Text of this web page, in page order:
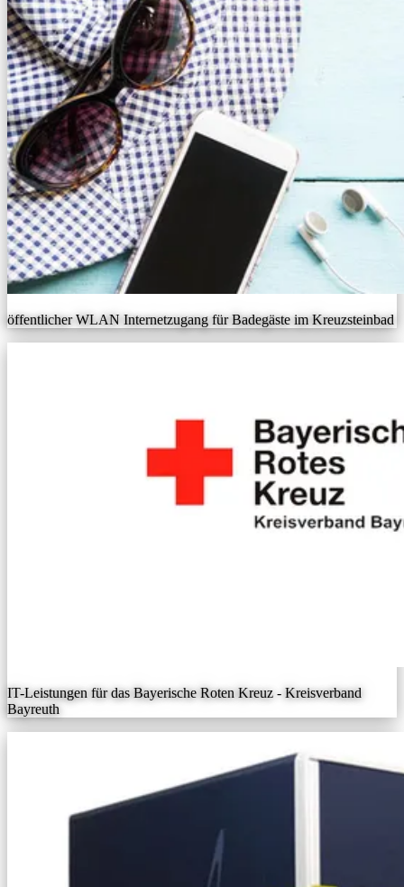
öffentlicher WLAN Internetzugang für Badegäste im Kreuzsteinbad
IT-Leistungen für das Bayerische Roten Kreuz - Kreisverband
Bayreuth